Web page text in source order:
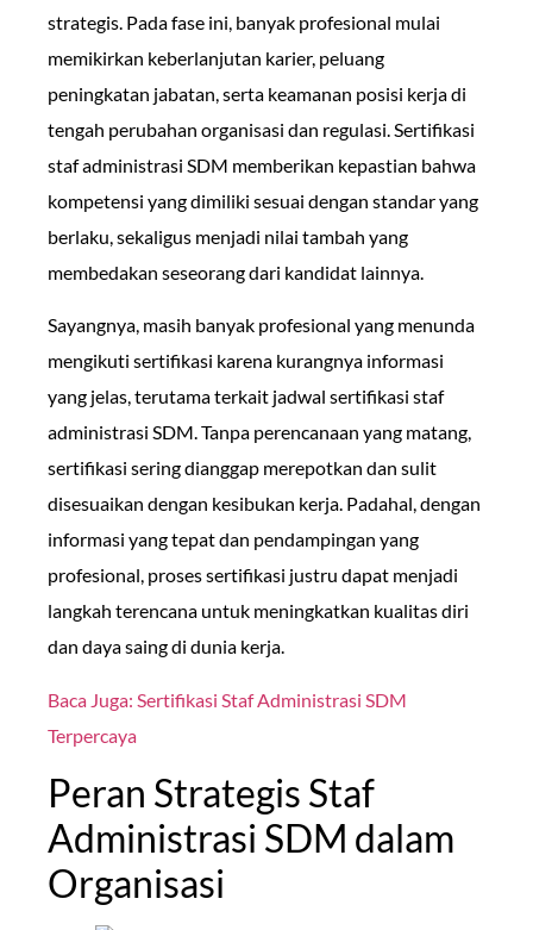
strategis. Pada fase ini, banyak profesional mulai
memikirkan keberlanjutan karier, peluang
peningkatan jabatan, serta keamanan posisi kerja di
tengah perubahan organisasi dan regulasi. Sertifikasi
staf administrasi SDM memberikan kepastian bahwa
kompetensi yang dimiliki sesuai dengan standar yang
berlaku, sekaligus menjadi nilai tambah yang
membedakan seseorang dari kandidat lainnya.
Sayangnya, masih banyak profesional yang menunda
mengikuti sertifikasi karena kurangnya informasi
yang jelas, terutama terkait jadwal sertifikasi staf
administrasi SDM. Tanpa perencanaan yang matang,
sertifikasi sering dianggap merepotkan dan sulit
disesuaikan dengan kesibukan kerja. Padahal, dengan
informasi yang tepat dan pendampingan yang
profesional, proses sertifikasi justru dapat menjadi
langkah terencana untuk meningkatkan kualitas diri
dan daya saing di dunia kerja.
Baca Juga: Sertifikasi Staf Administrasi SDM
Terpercaya
Peran Strategis Staf
Administrasi SDM dalam
Organisasi